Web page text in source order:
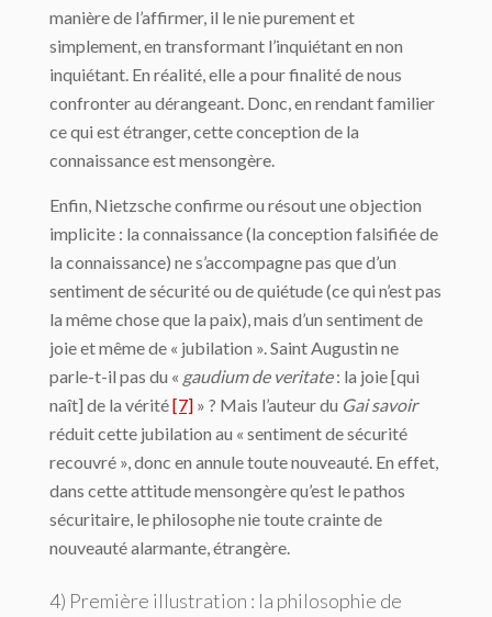
manière de l’affirmer, il le nie purement et
simplement, en transformant l’inquiétant en non
inquiétant. En réalité, elle a pour finalité de nous
confronter au dérangeant. Donc, en rendant familier
ce qui est étranger, cette conception de la
connaissance est mensongère.
Enfin, Nietzsche confirme ou résout une objection
implicite : la connaissance (la conception falsifiée de
la connaissance) ne s’accompagne pas que d’un
sentiment de sécurité ou de quiétude (ce qui n’est pas
la même chose que la paix), mais d’un sentiment de
joie et même de « jubilation ». Saint Augustin ne
parle-t-il pas du « gaudium de veritate: la joie [qui
naît] de la vérité[7] » ? Mais l’auteur du Gai savoir
réduit cette jubilation au « sentiment de sécurité
recouvré », donc en annule toute nouveauté. En effet,
dans cette attitude mensongère qu’est le pathos
sécuritaire, le philosophe nie toute crainte de
nouveauté alarmante, étrangère.
4) Première illustration : la philosophie de